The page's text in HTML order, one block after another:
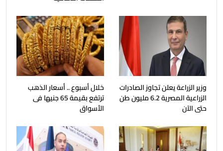
وزير الزراعة يعلن تجاوز الصادرات
الزراعية المصرية 6.2 مليون طن
حتى الآن
خلال أسبوع .. أسعار الذهب
ترتفع بقيمة 65 جنيها فى
الأسواق